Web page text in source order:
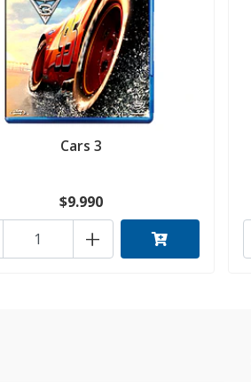
Cars 3
$9.990
+